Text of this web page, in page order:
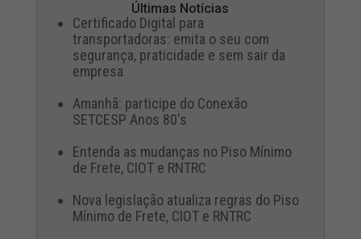
Últimas Notícias
Certificado Digital para
transportadoras: emita o seu com
segurança, praticidade e sem sair da
empresa
Amanhã: participe do Conexão
SETCESP Anos 80's
Entenda as mudanças no Piso Mínimo
de Frete, CIOT e RNTRC
Nova legislação atualiza regras do Piso
Mínimo de Frete, CIOT e RNTRC